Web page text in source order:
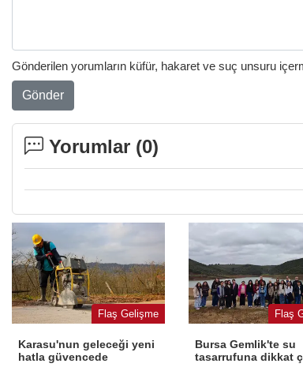
Gönderilen yorumların küfür, hakaret ve suç unsuru
Gönder
Yorumlar (0)
Flaş Gelişme
Karasu'nun geleceği yeni
hatla güvencede
Flaş
Bursa Gemlik'te su
tasarrufuna dikkat